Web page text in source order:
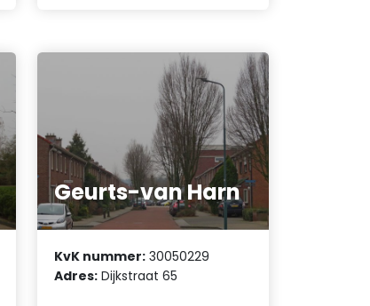
Geurts-van Harn
KvK nummer: 30050229
Adres: Dijkstraat 65